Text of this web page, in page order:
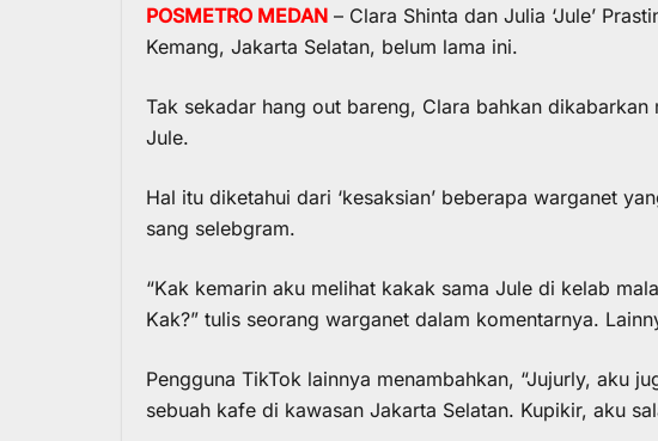
POSMETRO MEDAN – Clara Shinta dan Julia ‘Jule’
Kemang, Jakarta Selatan, belum lama ini.
Tak sekadar hang out bareng, Clara bahkan
Jule.
Hal itu diketahui dari ‘kesaksian’ beberapa warganet
sang selebgram.
“Kak kemarin aku melihat kakak sama Jule di kelab
Kak?” tulis seorang warganet dalam komentarnya.
Pengguna TikTok lainnya menambahkan, “Jujurly, aku
sebuah kafe di kawasan Jakarta Selatan. Kupikir, aku